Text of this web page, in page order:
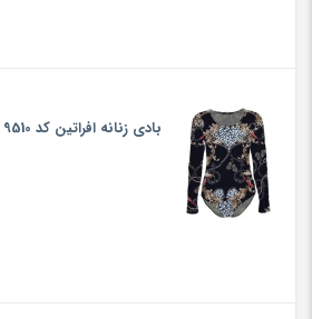
بادی زنانه افراتین کد 9510